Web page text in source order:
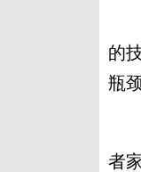
作
的
瓶
“
者